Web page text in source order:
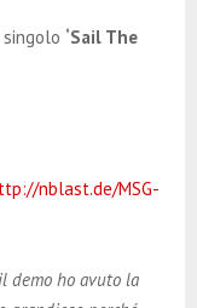
‘Sail The
nblast.de/MSG-
demo ho avuto la